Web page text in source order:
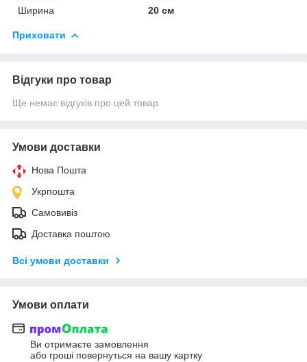
Ширина
20 см
Приховати
Відгуки про товар
Ще немає відгуків про цей товар
Умови доставки
Нова Пошта
Укрпошта
Самовивіз
Доставка поштою
Всі умови доставки
Умови оплати
Ви отримаєте замовлення
або гроші повернуться на вашу картку